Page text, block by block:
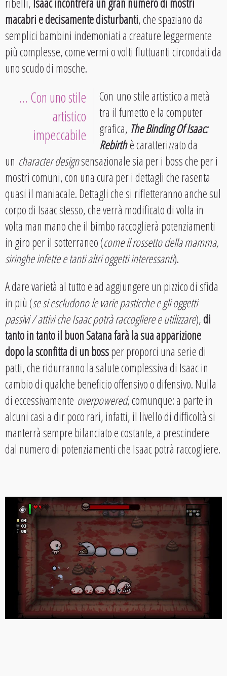
macabri e decisamente disturbanti, che spaziano da
semplici bambini indemoniati a creature leggermente
più complesse, come vermi o volti fluttuanti circondati da
uno scudo di mosche.
… Con uno stile
artistico
impeccabile
Con uno stile artistico a metà
tra il fumetto e la computer
grafica, The Binding Of Isaac:
Rebirthè caratterizzato da
un character designsensazionale sia per i boss che per i
mostri comuni, con una cura per i dettagli che rasenta
quasi il maniacale. Dettagli che si rifletteranno anche sul
corpo di Isaac stesso, che verrà modificato di volta in
volta man mano che il bimbo raccoglierà potenziamenti
in giro per il sotterraneo (come il rossetto della mamma,
siringhe infette e tanti altri oggetti interessanti).
A dare varietà al tutto e ad aggiungere un pizzico di sfida
in più (se si escludono le varie pasticche e gli oggetti
passivi / attivi che Isaac potrà raccogliere e utilizzare),di
tanto in tanto il buon Satana farà la sua apparizione
dopo la sconfitta di un bossper proporci una serie di
patti, che ridurranno la salute complessiva di Isaac in
cambio di qualche beneficio offensivo o difensivo. Nulla
di eccessivamente overpowered, comunque: a parte in
alcuni casi a dir poco rari, infatti, il livello di difficoltà si
manterrà sempre bilanciato e costante, a prescindere
dal numero di potenziamenti che Isaac potrà raccogliere.